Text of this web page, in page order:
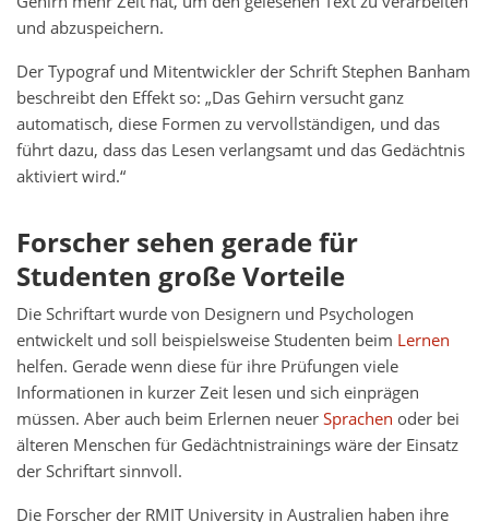
und abzuspeichern.
Der Typograf und Mitentwickler der Schrift Stephen Banham
beschreibt den Effekt so: „Das Gehirn versucht ganz
automatisch, diese Formen zu vervollständigen, und das
führt dazu, dass das Lesen verlangsamt und das Gedächtnis
aktiviert wird.“
Forscher sehen gerade für
Studenten große Vorteile
Die Schriftart wurde von Designern und Psychologen
entwickelt und soll beispielsweise Studenten beim Lernen
helfen. Gerade wenn diese für ihre Prüfungen viele
Informationen in kurzer Zeit lesen und sich einprägen
müssen. Aber auch beim Erlernen neuerSprachen oder bei
älteren Menschen für Gedächtnistrainings wäre der Einsatz
der Schriftart sinnvoll.
Die Forscher der RMIT University in Australien haben ihre